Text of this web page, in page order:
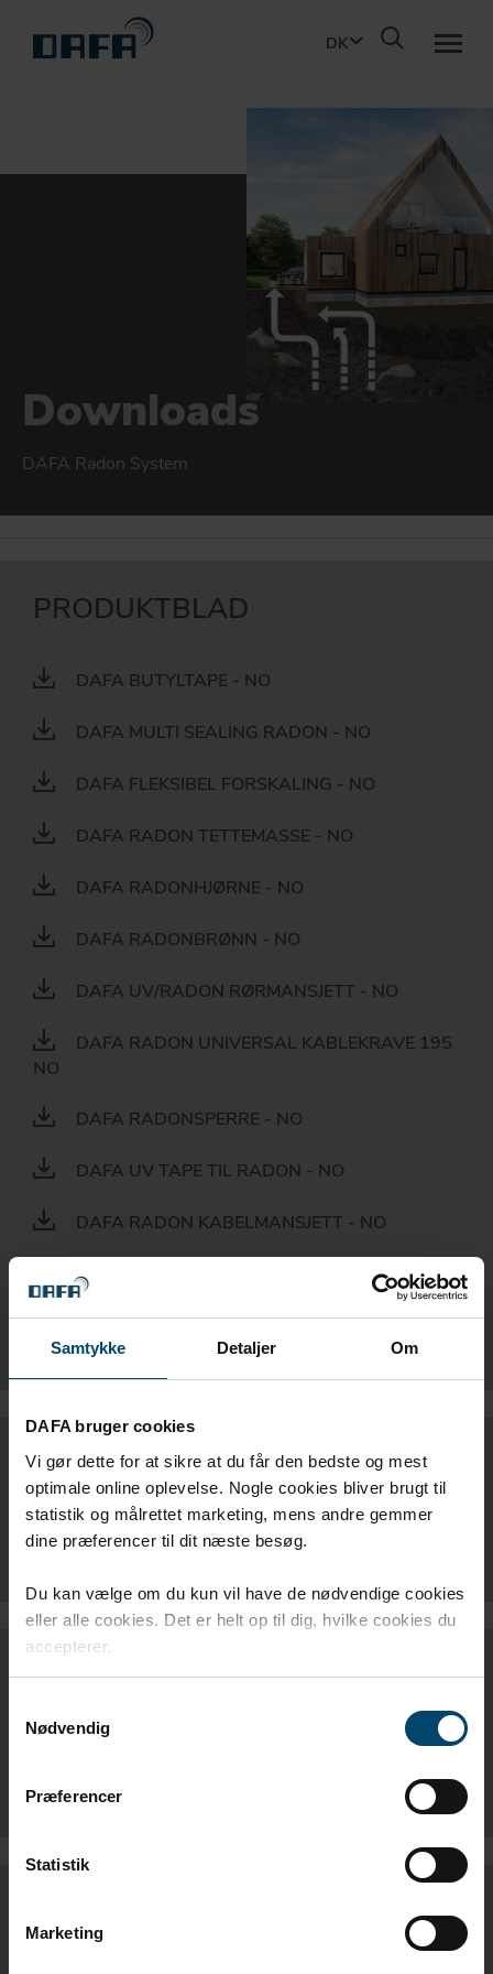
Samtykke Detaljer Om
DAFA bruger cookies
Vi gør dette for at sikre at du får den bedste og mest
optimale online oplevelse. Nogle cookies bliver brugt til
statistik og målrettet marketing, mens andre gemmer
dine præferencer til dit næste besøg.
Du kan vælge om du kun vil have de nødvendige cookies
eller alle cookies. Det er helt op til dig, hvilke cookies du
accepterer.
Nødvendig
Præferencer
Statistik
Marketing
DK
Downloads
DAFA Radon System
PRODUKTBLAD
DAFA BUTYLTAPE - NO
DAFA MULTI SEALING RADON - NO
DAFA FLEKSIBEL FORSKALING - NO
DAFA RADON TETTEMASSE - NO
DAFA RADONHJØRNE - NO
DAFA RADONBRØNN - NO
DAFA UV/RADON RØRMANSJETT - NO
DAFA RADON UNIVERSAL KABLEKRAVE 195
NO
DAFA RADONSPERRE - NO
DAFA UV TAPE TIL RADON - NO
DAFA RADON KABELMANSJETT - NO
DAFA RADON RØRKRAVE NO
DAFA MURFOLIE - NO
BROCHURE
DAFA RADON SYSTEM BROCHURE - NO
MONTAGEVEJLEDNINGER
DAFA GROUP